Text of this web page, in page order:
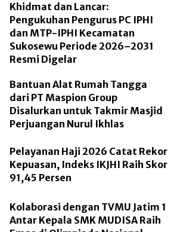
Khidmat dan Lancar:
Pengukuhan Pengurus PC IPHI
dan MTP-IPHI Kecamatan
Sukosewu Periode 2026–2031
Resmi Digelar
Bantuan Alat Rumah Tangga
dari PT Maspion Group
Disalurkan untuk Takmir Masjid
Perjuangan Nurul Ikhlas
Pelayanan Haji 2026 Catat Rekor
Kepuasan, Indeks IKJHI Raih Skor
91,45 Persen
Kolaborasi dengan TVMU Jatim 1
Antar Kepala SMK MUDISA Raih